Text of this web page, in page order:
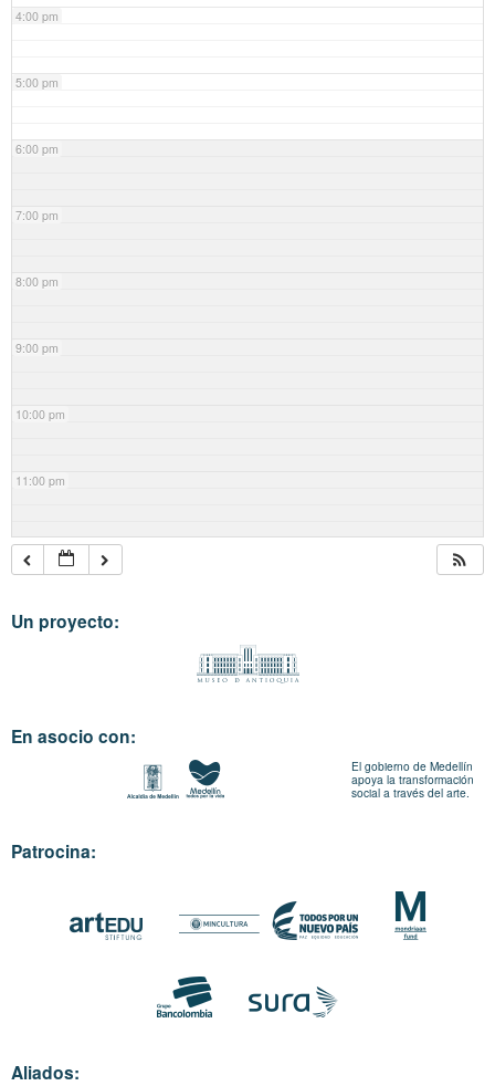
4:00 pm
5:00 pm
6:00 pm
7:00 pm
8:00 pm
9:00 pm
10:00 pm
11:00 pm
Un proyecto:
En asocio con:
El gobierno de Medellín
apoya la transformación
social a través del arte.
Patrocina:
Aliados: